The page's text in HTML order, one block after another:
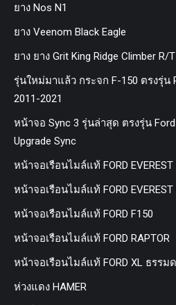
ยาง Nos N1
ยาง Veenom Black Eagle
ยาง ยาง Grit King Ridge Climber R/T
รุ่นใหม่มาแล้ว กระจก F-150 ตรงรุ่น
2011-2021
หน้าจอ Sync 3 รุ่นล่าสุด ตรงรุ่น
Upgrade Sync
หน้าจอเรือนไมล์แท้ FORD EVEREST
หน้าจอเรือนไมล์แท้ FORD EVEREST
หน้าจอเรือนไมล์แท้ FORD F150
หน้าจอเรือนไมล์แท้ FORD RAPTOR
หน้าจอเรือนไมล์แท้ FORD XL ธรรมด
ห่วงแดง HAMER